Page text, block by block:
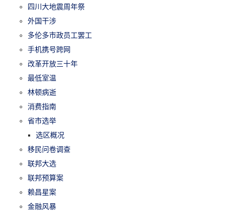
四川大地震周年祭
外国干涉
多伦多市政员工罢工
手机携号跨网
改革开放三十年
最低室温
林顿病逝
消费指南
省市选举
选区概况
移民问卷调查
联邦大选
联邦预算案
赖昌星案
金融风暴